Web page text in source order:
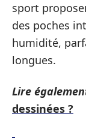
sport
des poches
humidité,
longues.
Lire
dessinées ?